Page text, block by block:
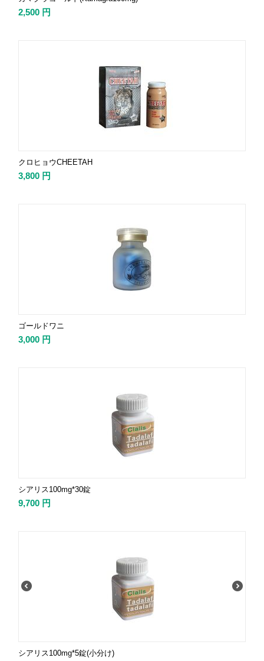
2,500 円
クロヒョウCHEETAH
3,800 円
ゴールドワニ
3,000 円
シアリス100mg*30錠
9,700 円
シアリス100mg*5錠(小分け)